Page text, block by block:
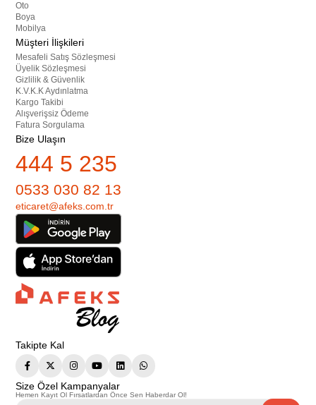
Oto
Boya
Mobilya
Müşteri İlişkileri
Mesafeli Satış Sözleşmesi
Üyelik Sözleşmesi
Gizlilik & Güvenlik
K.V.K.K Aydınlatma
Kargo Takibi
Alışverişsiz Ödeme
Fatura Sorgulama
Bize Ulaşın
444 5 235
0533 030 82 13
eticaret@afeks.com.tr
Takipte Kal
Size Özel Kampanyalar
Hemen Kayıt Ol Fırsatlardan Önce Sen Haberdar Ol!